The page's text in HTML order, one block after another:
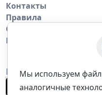
Контакты
Правила
Обратная связь
Правила копирования
Приложение
Мы используем
аналогичные